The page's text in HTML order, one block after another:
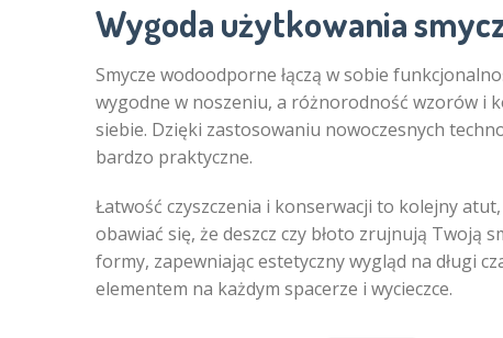
Wygoda użytkowania
Smycze wodoodporne łączą w sobie
wygodne w noszeniu, a różnorodność wzorów i
siebie. Dzięki zastosowaniu nowoczesnych
bardzo praktyczne.
Łatwość czyszczenia i konserwacji to kolejny
obawiać się, że deszcz czy błoto zrujnują Twoją
formy, zapewniając estetyczny wygląd na długi
elementem na każdym spacerze i wycieczce.